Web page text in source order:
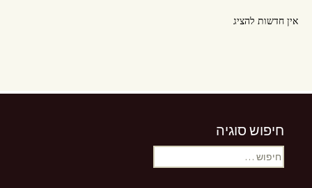
אין חדשות להציג
אין חדשות להציג
חיפוש סוגיה
חיפוש: